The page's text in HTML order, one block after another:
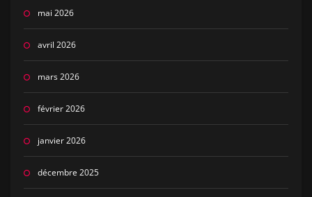
mai 2026
avril 2026
mars 2026
février 2026
janvier 2026
décembre 2025